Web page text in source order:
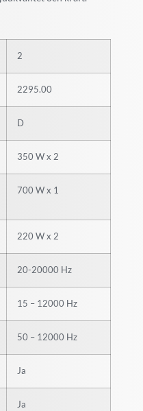
2
2295.00
D
350 W x 2
700 W x 1
220 W x 2
20-20000 Hz
15 – 12000 Hz
50 – 12000 Hz
Ja
Ja